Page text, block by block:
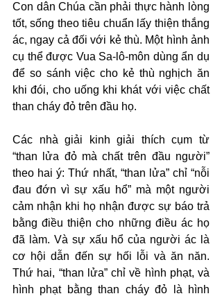
Con dân Chúa cần phải thực hành lòng
tốt, sống theo tiêu chuẩn lấy thiện thắng
ác, ngay cả đối với kẻ thù. Một hình ảnh
cụ thể được Vua Sa-lô-môn dùng ẩn dụ
để so sánh việc cho kẻ thù nghịch ăn
khi đói, cho uống khi khát với việc chất
than cháy đỏ trên đầu họ.
Các nhà giải kinh giải thích cụm từ
“than lửa đỏ mà chất trên đầu người”
theo hai ý: Thứ nhất, “than lửa” chỉ “nỗi
đau đớn vì sự xấu hổ” mà một người
cảm nhận khi họ nhận được sự báo trả
bằng điều thiện cho những điều ác họ
đã làm. Và sự xấu hổ của người ác là
cơ hội dẫn đến sự hối lỗi và ăn năn.
Thứ hai, “than lửa” chỉ về hình phạt, và
hình phạt bằng than cháy đỏ là hình